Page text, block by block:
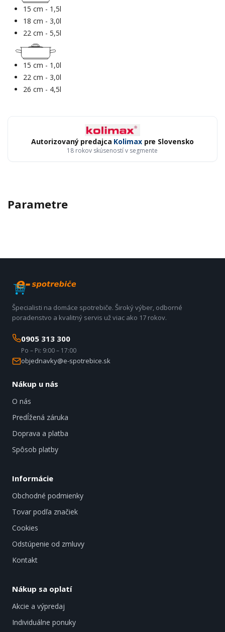
15 cm - 1,5l
18 cm - 3,0l
22 cm - 5,5l
15 cm - 1,0l
22 cm - 3,0l
26 cm - 4,5l
Autorizovaný predajca Kolimaxpre Slovensko
18 rokov skúseností v segmente
Parametre
Špecialisti na domáce spotrebiče. Široký výber, odborné
poradenstvo a kvalitný servis už viac ako 17 rokov.
0905 313 300
Po – Pi: 9:00 – 17:00
objednavky@e-spotrebice.sk
Nákup u nás
O nás
Predĺžená záruka
Doprava a platba
Spôsob platby
Informácie
Obchodné podmienky
Tovar podľa značiek
Cookies
Odstúpenie od zmluvy
Kontakt
Nákup sa oplatí
Akcie a výpredaj
Individuálne ponuky